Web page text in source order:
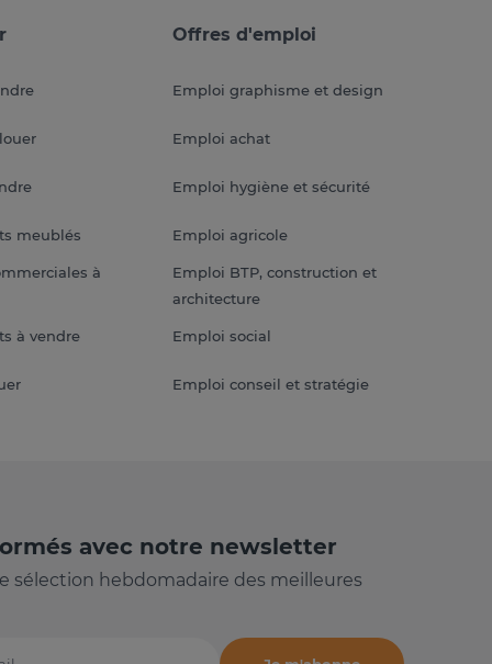
meublés
à
à vendre
Offres d'emploi
Emploi graphisme et design
Emploi achat
Emploi hygiène et sécurité
Emploi agricole
Emploi BTP, construction et
architecture
Emploi social
Emploi conseil et stratégie
avec notre newsletter
sélection hebdomadaire des meilleures